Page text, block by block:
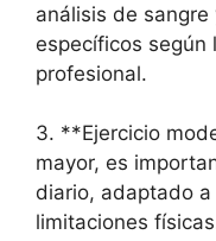
análisis de
específicos según
profesional.
3. **Ejercicio
mayor, es
diario, adaptado
limitaciones